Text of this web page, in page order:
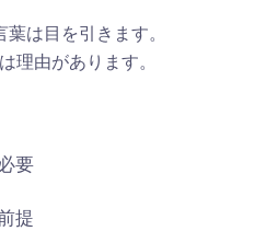
は目を引きます。
理由があります。
要
提